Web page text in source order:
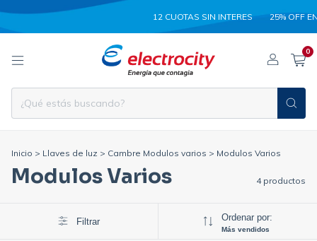
12 CUOTAS SIN INTERES 25% OFF EN
0
Inicio > Llaves de luz > Cambre Modulos varios > Modulos Varios
Modulos Varios 4 productos
Filtrar Ordenar por:
Más vendidos